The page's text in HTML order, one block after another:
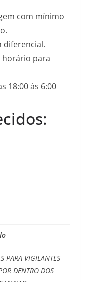
com mínimo
diferencial.
horário para
18:00 às 6:00
PARA VIGILANTES
DENTRO DOS